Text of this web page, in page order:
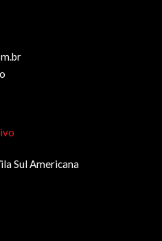
Sul Americana